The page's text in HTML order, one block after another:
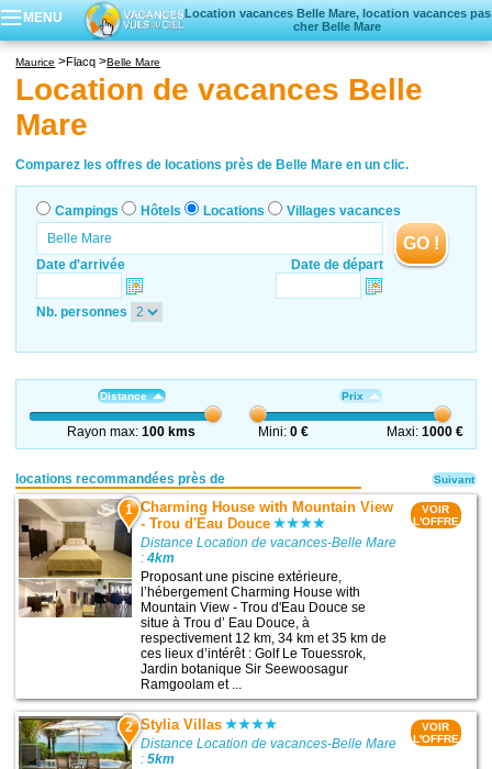
MENU
Location vacances Belle Mare, location vacances pas
cher Belle Mare
Locations vacances
Maurice Flacq Belle Mare
Location de vacances Belle
Mare
Comparez les offres de locations près de Belle Mare en un clic.
Campings Hôtels Locations Villages vacances
Date d'arrivée Date de départ
GO !
Nb. personnes
Distance
Rayon max:100 kms
Prix
Mini:0 € Maxi: 1000 €
locations recommandées près de
1 Charming House with Mountain View
- Trou d'Eau Douce
Distance Location de vacances-Belle Mare
:4km
Proposant une piscine extérieure,
l’hébergement Charming House with
Mountain View - Trou d'Eau Douce se
situe à Trou dʼ Eau Douce, à
respectivement 12 km, 34 km et 35 km de
ces lieux d’intérêt : Golf Le Touessrok,
Jardin botanique Sir Seewoosagur
Ramgoolam et ...
VOIR
L'OFFRE
2 Stylia Villas
Distance Location de vacances-Belle Mare
:5km
VOIR
L'OFFRE
Suivant